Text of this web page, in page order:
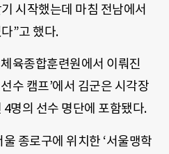
시작했는데 마침 전남에서
”고 했다.
육종합훈련원에서 이뤄진
수 캠프’에서 김군은 시각장
명의 선수 명단에 포함됐다.
종로구에 위치한 ‘서울맹학